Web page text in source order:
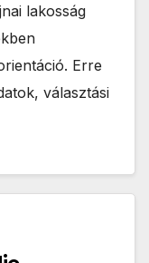
lakosság
Erre
választási